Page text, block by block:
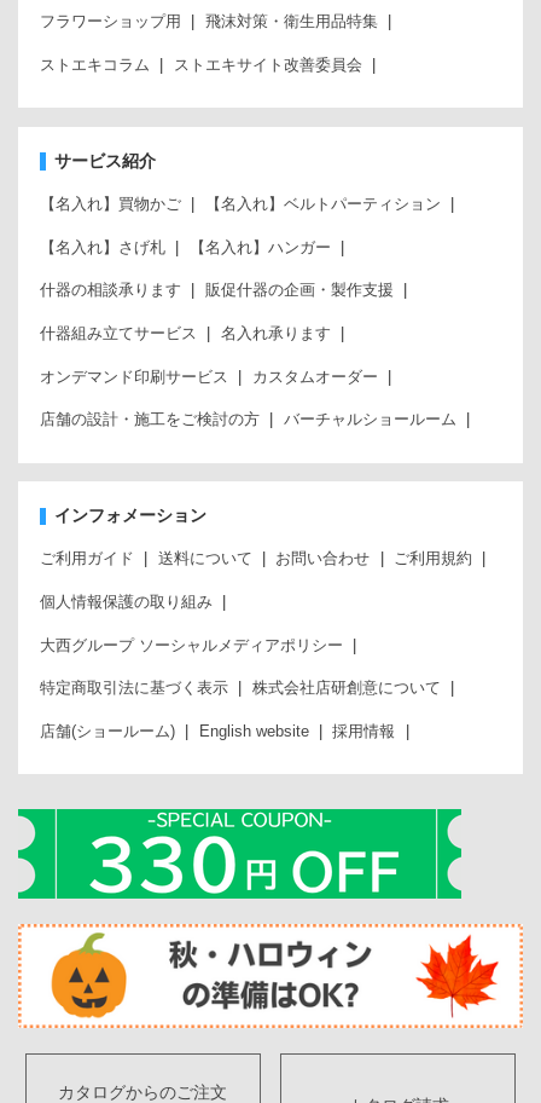
フラワーショップ用 飛沫対策・衛生用品特集
ストエキコラム ストエキサイト改善委員会
サービス紹介
【名入れ】買物かご 【名入れ】ベルトパーティション
【名入れ】さげ札 【名入れ】ハンガー
什器の相談承ります 販促什器の企画・製作支援
什器組み立てサービス 名入れ承ります
オンデマンド印刷サービス カスタムオーダー
店舗の設計・施工をご検討の方 バーチャルショールーム
インフォメーション
ご利用ガイド 送料について お問い合わせ ご利用規約
個人情報保護の取り組み
大西グループ ソーシャルメディアポリシー
特定商取引法に基づく表示 株式会社店研創意について
店舗(ショールーム) English website 採用情報
カタログからのご注文